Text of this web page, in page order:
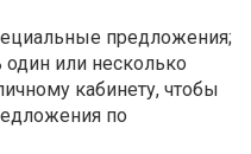
предложения;
или несколько
кабинету, чтобы
по